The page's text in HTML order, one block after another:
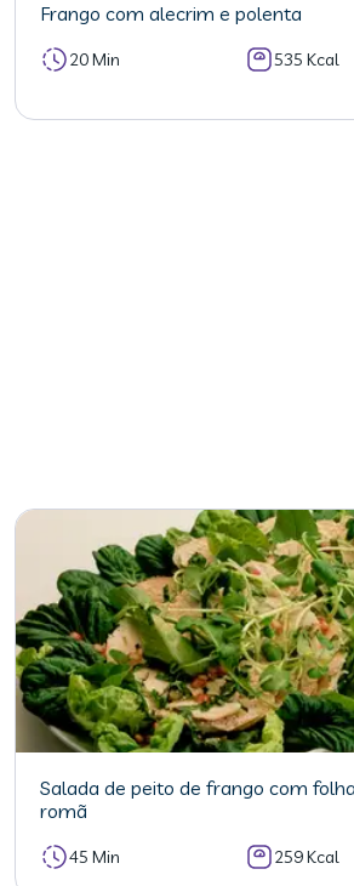
Frango com alecrim e polenta
20 Min 535 Kcal
Salada de peito de frango com
romã
45 Min 259 Kcal